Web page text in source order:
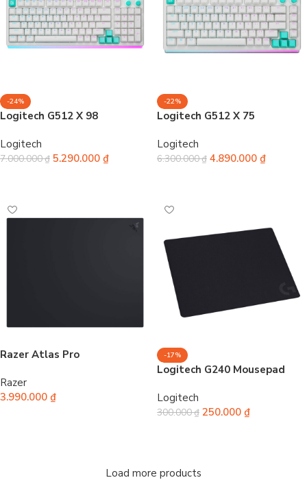
-24%
Logitech G512 X 98
Logitech
7.000.000₫ 5.290.000 ₫
-22%
Logitech G512 X 75
Logitech
6.300.000₫ 4.890.000 ₫
Razer Atlas Pro
Razer
3.990.000 ₫
-17%
Logitech G240 Mousepad
Logitech
300.000₫ 250.000 ₫
Load more products